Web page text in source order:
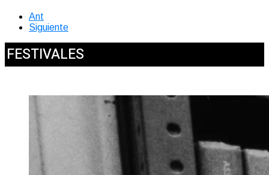
Ant
Siguiente
FESTIVALES